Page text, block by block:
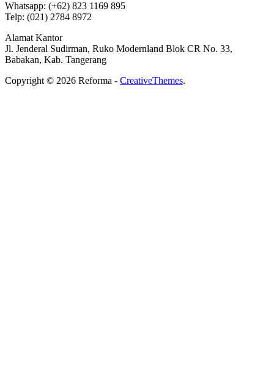
Whatsapp: (+62) 823 1169 895
Telp: (021) 2784 8972
Alamat Kantor
Jl. Jenderal Sudirman, Ruko Modernland Blok CR No. 33,
Babakan, Kab. Tangerang
Copyright © 2026 Reforma - CreativeThemes.